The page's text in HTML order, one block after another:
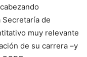
Secretaría de
muy relevante
de su carrera –y